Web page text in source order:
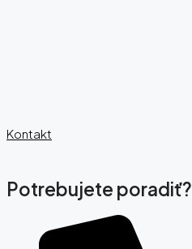
Kontakt
Potrebujete poradiť?